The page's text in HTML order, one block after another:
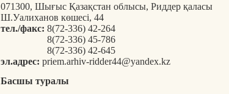
071300, Шығыс Қазақстан облысы, Риддер қаласы
Ш.Уалиханов көшесі, 44
тел./факс: 8(72-336) 42-264
8(72-336) 45-786
8(72-336) 42-645
эл.адрес: priem.arhiv-ridder44@yandex.kz
Басшы туралы